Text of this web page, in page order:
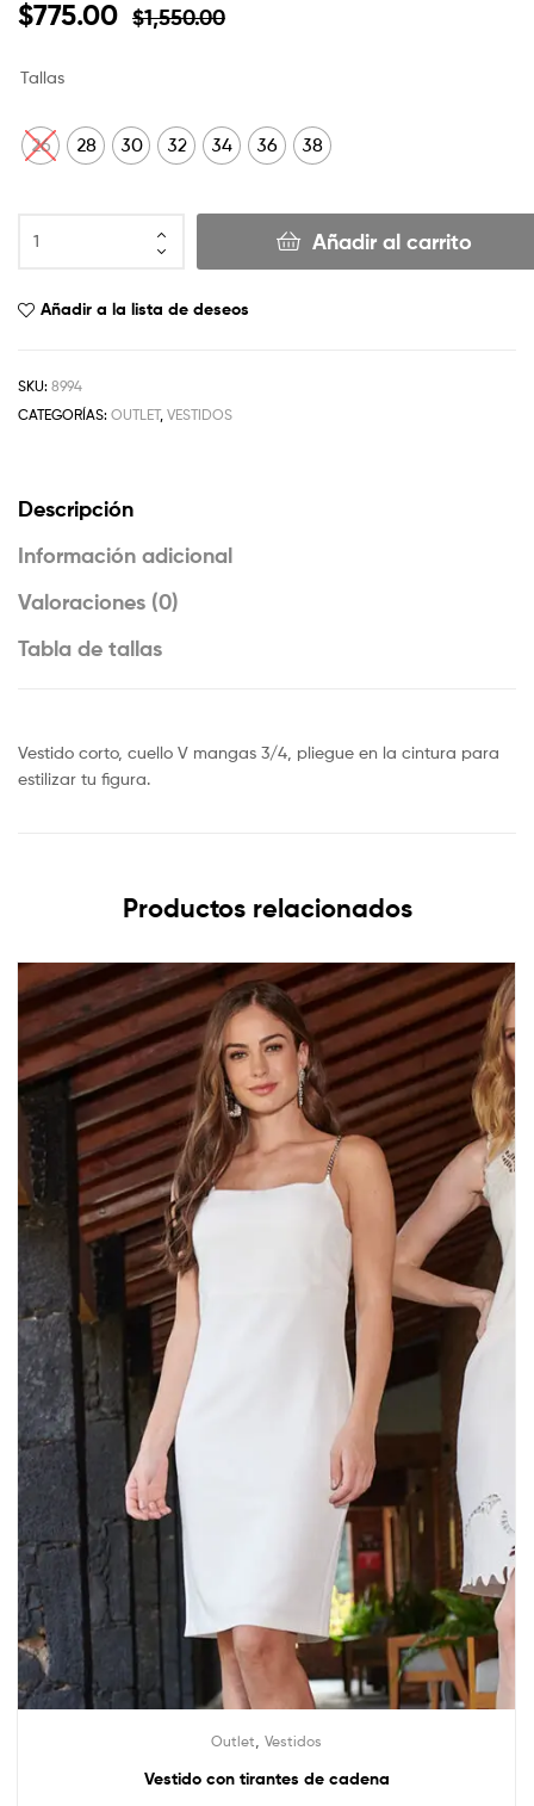
$1,550.00
$775.00
Tallas
26 28 30 32 34 36 38
Añadir al carrito
Añadir a la lista de deseos
SKU: 8994
CATEGORÍAS: OUTLET, VESTIDOS
Descripción
Información adicional
Valoraciones (0)
Tabla de tallas
Vestido corto, cuello V mangas 3/4, pliegue en la cintura para
estilizar tu figura.
Productos relacionados
Outlet Vestidos
Vestido con tirantes de cadena